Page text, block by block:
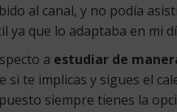
al canal, y no podía
ya que lo adaptaba en mi
a estudiar de
si te implicas y sigues el
siempre tienes la